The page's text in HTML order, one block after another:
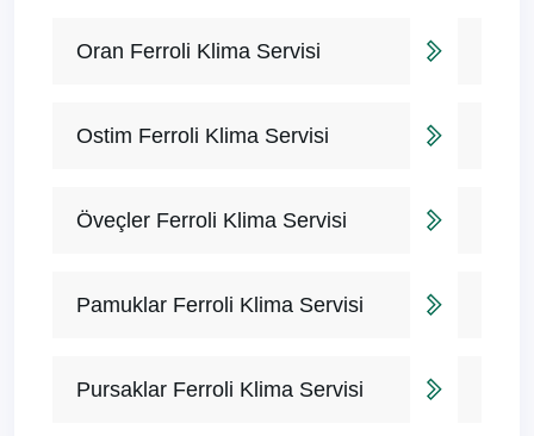
Oran Ferroli Klima Servisi
Ostim Ferroli Klima Servisi
Öveçler Ferroli Klima Servisi
Pamuklar Ferroli Klima Servisi
Pursaklar Ferroli Klima Servisi